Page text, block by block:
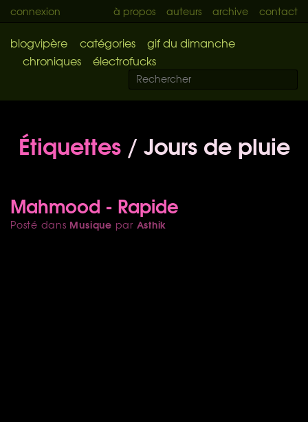
connexion à propos auteurs archive contact
blogvipère catégories
gif du dimanche
chroniques
électrofucks
Étiquettes/ Jours de pluie
Mahmood - Rapide
Posté dans Musique par Asthik